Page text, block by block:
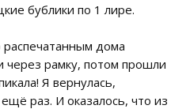
бублики по 1 лире.
распечатанным дома
через рамку, потом прошли
Я вернулась,
раз. И оказалось, что из